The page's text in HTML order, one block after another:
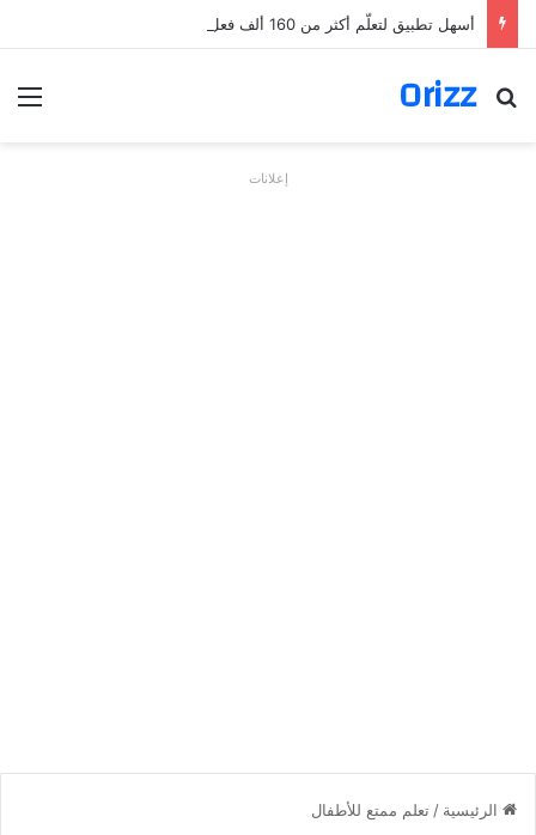
أسهل تطبيق لتعلّم أكثر من 160 ألف فعل بالألمانية
Orizz
بحث عن
إعلانات
الرئيسية / تعلم ممتع للأطفال